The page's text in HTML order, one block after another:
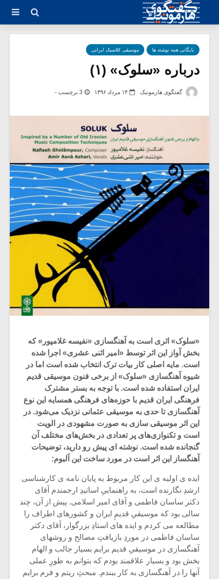
بایگانی همه نوشته ها موسیقی کلاسیک ایرانی
درباره «سلوک» (۱)
گفتگوی هارمونیک ۱۴ مرداد ۱۳۹۶ 3 برچسب -
«سلوک» اثری است به آهنگسازی «نفیسه غلامپور» که
بخش آواز این اثر توسط «امیر اثنی عشری» اجرا شده
است. مایه اصلی کار بیات ترک انتخاب شده است اما در
شیوه آهنگسازی «سلوک» از برخی فنون موسیقی قدیم
ایران استفاده شده است. با توجه به بستر مشترک
فرهنگی ایران قدیم با حوزه‌های فرهنگی همسایه این نوع
آهنگسازی تا حدی به موسیقی عثمانی نزدیک می‌شود. در
این اثر موسیقی سازی به صورت مشهودی در الویت
است و تکنوازی‌های پر تعدادی در بخش‌های مختلف آن
گنجانده شده است. نوشته ای پیش رو دارید، توضیحات
آهنگساز این اثر است در مورد ساخت این آلبوم:
ایده ی اولیه ی این کار مربوط به پایان نامه ی کارشناسی
ارشدِ نگارنده است، به راهنماییِ اساتیدِ ارجمندم آقای
دکتر ساسان فاطمی و آقای امیر اسلامی. پیش از آن، چند
سالی بود که موسیقیِ قدیمِ ایران و کشورهای اطراف را
مطالعه می کردم و ایده های استادِ بزرگوار، آقای دکتر
ساسان فاطمی در موردِ بازیافتِ مصالح و روشهای
آهنگسازی در موسیقیِ قدیم برایم بسیار جالب و الهام
بخش بود و بسیار علاقمند بودم که بتوانم به طورِ عملی
آنها را در آهنگسازی به کار ببندم. مبحثِ ریتم و فرم برایم